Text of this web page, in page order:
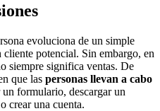
evoluciona de un simple
potencial. Sin embargo, en
siempre significa ventas. De
que las personas llevan a cabo
formulario, descargar un
crear una cuenta.